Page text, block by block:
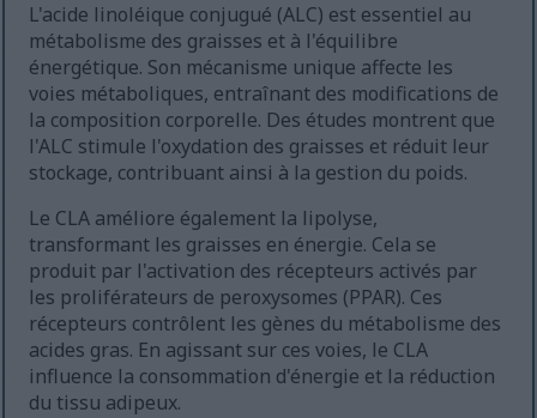
L'acide linoléique conjugué (ALC) est essentiel au
métabolisme des graisses et à l'équilibre
énergétique. Son mécanisme unique affecte les
voies métaboliques, entraînant des modifications de
la composition corporelle. Des études montrent que
l'ALC stimule l'oxydation des graisses et réduit leur
stockage, contribuant ainsi à la gestion du poids.
Le CLA améliore également la lipolyse,
transformant les graisses en énergie. Cela se
produit par l'activation des récepteurs activés par
les proliférateurs de peroxysomes (PPAR). Ces
récepteurs contrôlent les gènes du métabolisme des
acides gras. En agissant sur ces voies, le CLA
influence la consommation d'énergie et la réduction
du tissu adipeux.